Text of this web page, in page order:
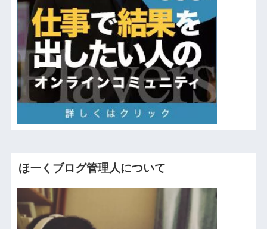
ほーくブログ管理人について